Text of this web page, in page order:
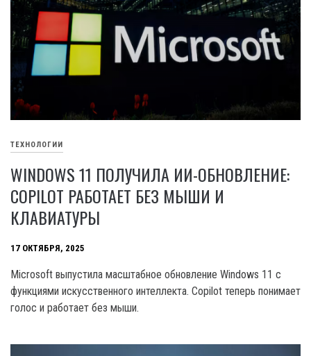
ТЕХНОЛОГИИ
WINDOWS 11 ПОЛУЧИЛА ИИ-ОБНОВЛЕНИЕ:
COPILOT РАБОТАЕТ БЕЗ МЫШИ И
КЛАВИАТУРЫ
17 ОКТЯБРЯ, 2025
Microsoft выпустила масштабное обновление Windows 11 с
функциями искусственного интеллекта. Copilot теперь понимает
голос и работает без мыши.